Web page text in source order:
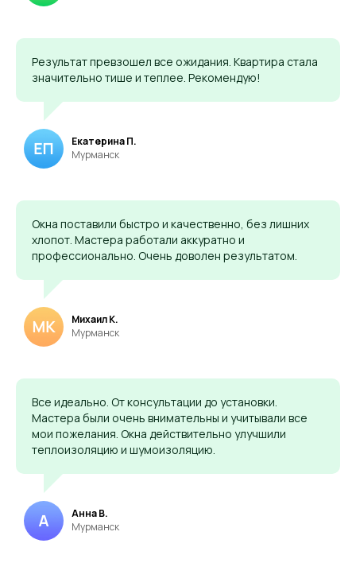
Результат превзошел все ожидания. Квартира стала
значительно тише и теплее. Рекомендую!
Екатерина П.
Мурманск
Окна поставили быстро и качественно, без лишних
хлопот. Мастера работали аккуратно и
профессионально. Очень доволен результатом.
Михаил К.
Мурманск
Все идеально. От консультации до установки.
Мастера были очень внимательны и учитывали все
мои пожелания. Окна действительно улучшили
теплоизоляцию и шумоизоляцию.
Анна В.
Мурманск
Натяжной потолок
Акции